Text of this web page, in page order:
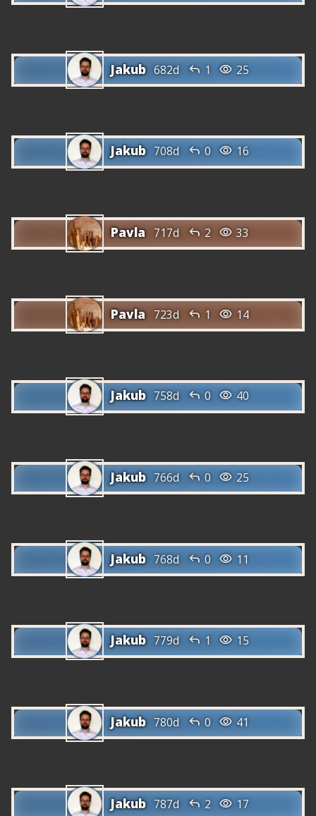
Jakub 682d  1  25
Jakub 708d  0  16
Pavla 717d  2  33
Pavla 723d  1  14
Jakub 758d  0  40
Jakub 766d  0  25
Jakub 768d  0  11
Jakub 779d  1  15
Jakub 780d  0  41
Jakub 787d  2  17